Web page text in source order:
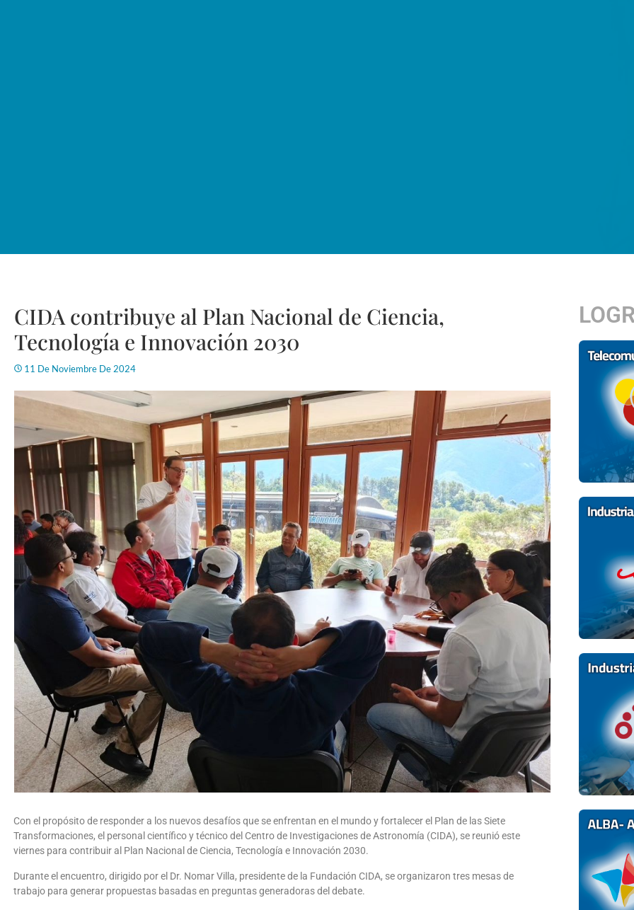
CIDA contribuye al Plan Nacional de Ciencia,
Tecnología e Innovación 2030
11 De Noviembre De 2024
Con el propósito de responder a los nuevos desafíos que se enfrentan en el mundo y fortalecer el Plan de las Siete
Transformaciones, el personal científico y técnico del Centro de Investigaciones de Astronomía (CIDA), se reunió este
viernes para contribuir al Plan Nacional de Ciencia, Tecnología e Innovación 2030.
Durante el encuentro, dirigido por el Dr. Nomar Villa, presidente de la Fundación CIDA, se organizaron tres mesas de
trabajo para generar propuestas basadas en preguntas generadoras del debate.